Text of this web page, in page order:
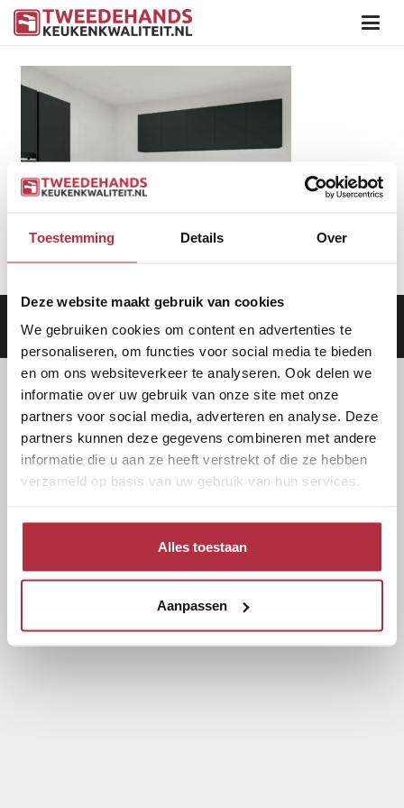
Toestemming Details Over
Deze website maakt gebruik van cookies
We gebruiken cookies om content en advertenties te
personaliseren, om functies voor social media te bieden
en om ons websiteverkeer te analyseren. Ook delen we
informatie over uw gebruik van onze site met onze
partners voor social media, adverteren en analyse. Deze
partners kunnen deze gegevens combineren met andere
informatie die u aan ze heeft verstrekt of die ze hebben
verzameld op basis van uw gebruik van hun services.
Alles toestaan
Aanpassen
Aanbod|Keukens|Levering|Garantie|Privacy Beleid